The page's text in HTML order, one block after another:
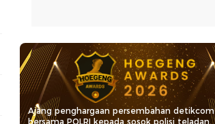
Ajang penghargaan persembahan detikcom
bersama POLRI kepada sosok polisi teladan.